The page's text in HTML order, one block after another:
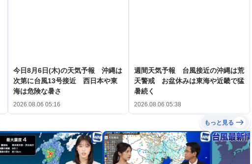
今日8月6日(木)の天気予報 沖縄は
次第に台風13号接近 西日本や東
海は危険な暑さ
2026.08.06 05:16
週間天気予報 台風接近の沖縄は荒
天警戒 お盆休みは東海や近畿で猛
暑続く
2026.08.06 05:38
もっと見る